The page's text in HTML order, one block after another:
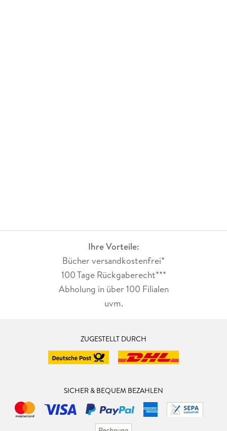
Ihre Vorteile:
Bücher versandkostenfrei*
100 Tage Rückgaberecht***
Abholung in über 100 Filialen
uvm.
ZUGESTELLT DURCH
SICHER & BEQUEM BEZAHLEN